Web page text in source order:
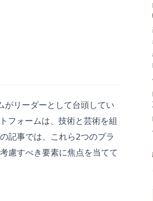
リーダーとして台頭してい
フォームは、技術と芸術を組
記事では、これら2つのプラ
慮すべき要素に焦点を当てて